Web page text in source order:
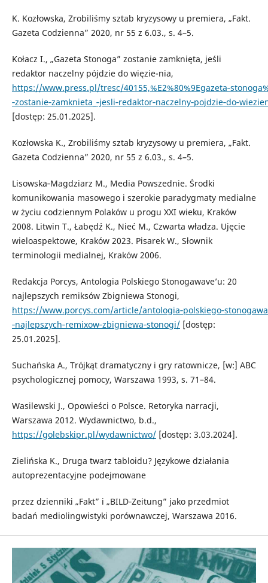
K. Kozłowska, Zrobiliśmy sztab kryzysowy u premiera, „Fakt.
Gazeta Codzienna” 2020, nr 55 z 6.03., s. 4–5.
Kołacz I., „Gazeta Stonoga” zostanie zamknięta, jeśli
redaktor naczelny pójdzie do więzie-nia,
https://www.press.pl/tresc/
[dostęp: 25.01.2025].
Kozłowska K., Zrobiliśmy sztab kryzysowy u premiera, „Fakt.
Gazeta Codzienna” 2020, nr 55 z 6.03., s. 4–5.
Lisowska‑Magdziarz M., Media Powszednie. Środki
komunikowania masowego i szerokie paradygmaty medialne
w życiu codziennym Polaków u progu XXI wieku, Kraków
2008. Litwin T., Łabędź K., Nieć M., Czwarta władza. Ujęcie
wieloaspektowe, Kraków 2023. Pisarek W., Słownik
terminologii medialnej, Kraków 2006.
Redakcja Porcys, Antologia Polskiego Stonogawave’u: 20
najlepszych remiksów Zbigniewa Stonogi,
https://www.porcys.com/article/
‑najlepszych‑remixow‑zbigniewa‑stonogi/[dostęp:
25.01.2025].
Suchańska A., Trójkąt dramatyczny i gry ratownicze, [w:] ABC
psychologicznej pomocy, Warszawa 1993, s. 71–84.
Wasilewski J., Opowieści o Polsce. Retoryka narracji,
Warszawa 2012. Wydawnictwo, b.d.,
https://golebskipr.pl/wydawnictwo/[dostęp: 3.03.2024].
Zielińska K., Druga twarz tabloidu? Językowe działania
autoprezentacyjne podejmowane
przez dzienniki „Fakt” i „BILD‑Zeitung” jako przedmiot
badań mediolingwistyki porównawczej, Warszawa 2016.